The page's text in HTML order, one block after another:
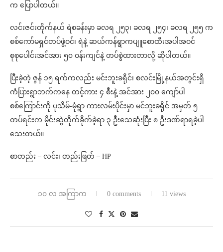
က ပြောပါတယ်။
လင်းဇင်းတိုက်နယ် ရဲစခန်းမှာ ခလရ ၂၅၃၊ ခလရ ၂၅၄၊ ခလရ ၂၅၅ က
စစ်ကော်မရှင်တပ်ဖွဲ့ဝင်၊ ရဲနဲ့ ဆယ်ကန်ရွာကပျူစောထီးအပါအဝင်
စုစုပေါင်းအင်အား ၅၀ ဝန်းကျင်နဲ့ တပ်စွဲထားတာလို့ ဆိုပါတယ်။
ပြီးခဲ့တဲ့ ဇွန် ၁၅ ရက်ကလည်း မင်းဘူးခရိုင်၊ စလင်းမြို့နယ်အတွင်းရှိ
ကံပြားရွာဘက်ကနေ တင့်ကား ၄ စီးနဲ့ အင်အား ၂၀၀ ကျော်ပါ
စစ်ကြောင်းကို ပုသိမ်-မုံရွာ ကားလမ်းပိုင်းမှာ မင်ဘူးခရိုင် အမှတ် ၅
တပ်ရင်းက မိုင်းဆွဲတိုက်ခိုက်ခဲ့ရာ ၃ ဦးသေဆုံးပြီး ၈ ဦးဒဏ်ရာရခဲ့ပါ
သေးတယ်။
စာတည်း – လင်း၊ တည်းဖြတ် – HP
၁၀ လ အကြာက 0 comments 11 views